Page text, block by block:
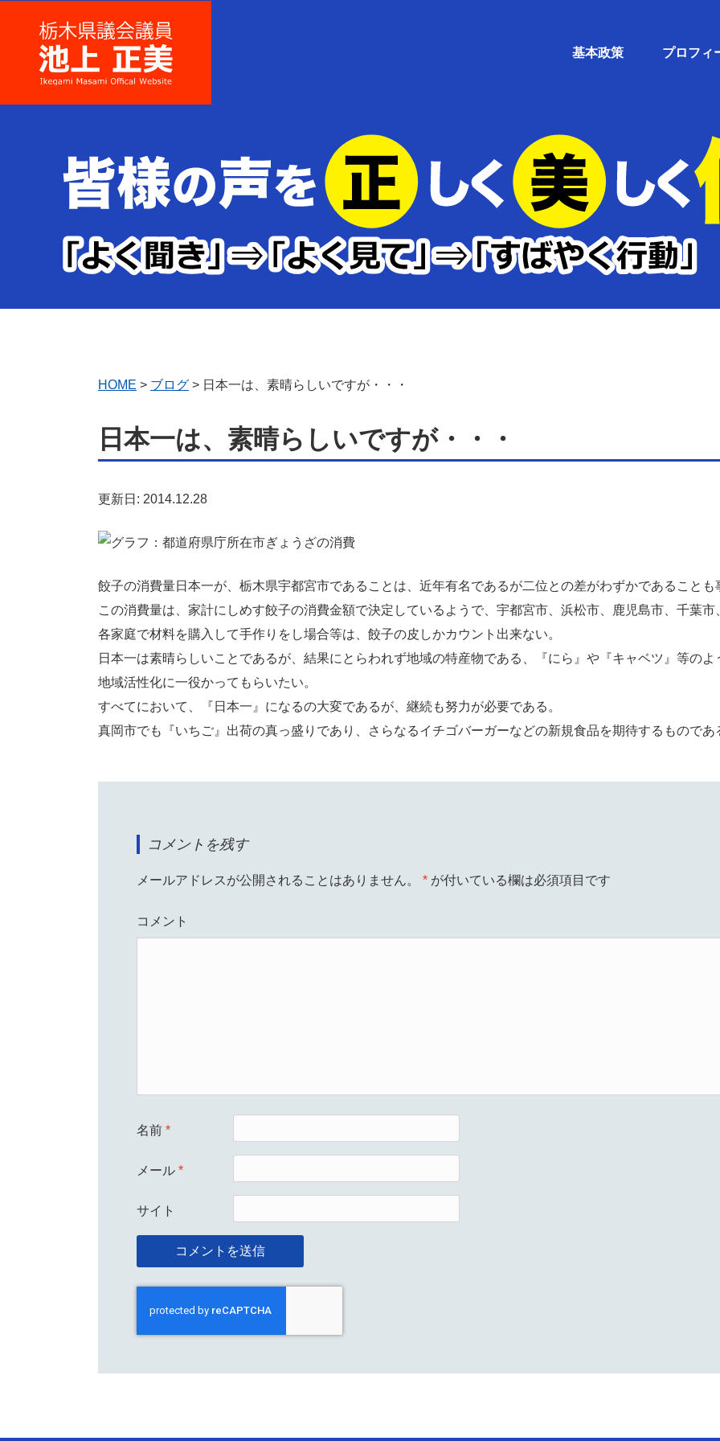
基本政策 プロフィ
HOME > ブログ > 日本一は、素晴らしいですが・・・
日本一は、素晴らしいですが・・・
更新日: 2014.12.28
餃子の消費量日本一が、栃木県宇都宮市であることは、近年有名であるが二位との差がわずかであることも
この消費量は、家計にしめす餃子の消費金額で決定しているようで、宇都宮市、浜松市、鹿児島市、千葉
各家庭で材料を購入して手作りをし場合等は、餃子の皮しかカウント出来ない。
日本一は素晴らしいことであるが、結果にとらわれず地域の特産物である、『にら』や『キャベツ』等の
地域活性化に一役かってもらいたい。
すべてにおいて、『日本一』になるの大変であるが、継続も努力が必要である。
真岡市でも『いちご』出荷の真っ盛りであり、さらなるイチゴバーガーなどの新規食品を期待するものであ
コメントを残す
メールアドレスが公開されることはありません。 * が付いている欄は必須項目です
コメント
名前 *
メール *
サイト